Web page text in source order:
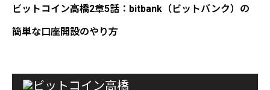
ビットコイン高橋2章5話：bitbank（ビットバンク）の
簡単な口座開設のやり方